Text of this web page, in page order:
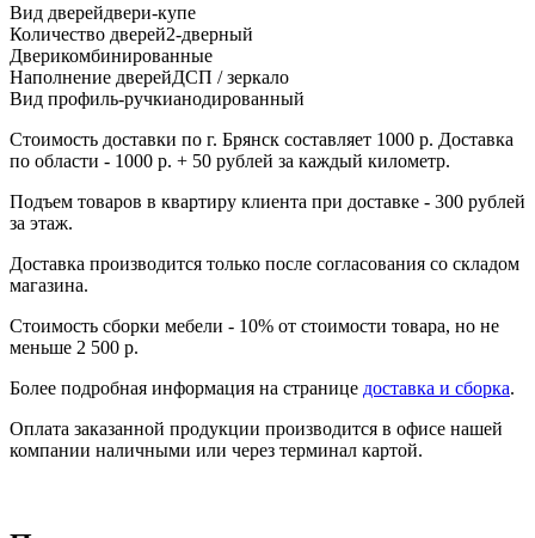
Вид дверейдвери-купе
Количество дверей2-дверный
Дверикомбинированные
Наполнение дверейДСП / зеркало
Вид профиль-ручкианодированный
Стоимость доставки по г. Брянск составляет 1000 р. Доставка
по области - 1000 р. + 50 рублей за каждый километр.
Подъем товаров в квартиру клиента при доставке - 300 рублей
за этаж.
Доставка производится только после согласования со складом
магазина.
Стоимость сборки мебели - 10% от стоимости товара, но не
меньше 2 500 р.
Более подробная информация на странице доставка и сборка.
Оплата заказанной продукции производится в офисе нашей
компании наличными или через терминал картой.